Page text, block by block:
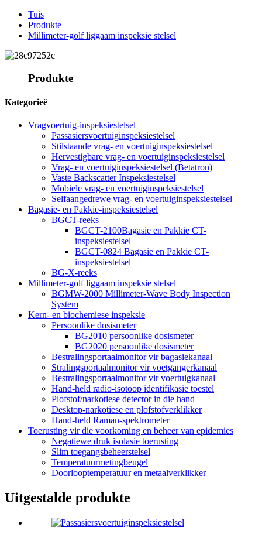
Tuis
Produkte
Millimeter-golf liggaam inspeksie stelsel
Produkte
Kategorieë
Vragvoertuig-inspeksiestelsel
Passasiersvoertuiginspeksiestelsel
Stilstaande vrag- en voertuiginspeksiestelsel
Hervestigbare vrag- en voertuiginspeksiestelsel
Vrag- en voertuiginspeksiestelsel (Betatron)
Vaste Backscatter Inspeksiestelsel
Mobiele vrag- en voertuiginspeksiestelsel
Selfaangedrewe vrag- en voertuiginspeksiestelsel
Bagasie- en Pakkie-inspeksiestelsel
BGCT-reeks
BGCT-2100Bagasie en Pakkie CT-
inspeksiestelsel
BGCT-0824 Bagasie en Pakkie CT-
inspeksiestelsel
BG-X-reeks
Millimeter-golf liggaam inspeksie stelsel
BGMW-2000 Millimeter-Wave Body Inspection
System
Kern- en biochemiese inspeksie
Persoonlike dosismeter
BG2010 persoonlike dosismeter
BG2020 persoonlike dosismeter
Bestralingsportaalmonitor vir bagasiekanaal
Stralingsportaalmonitor vir voetgangerkanaal
Bestralingsportaalmonitor vir voertuigkanaal
Hand-held radio-isotoop identifikasie toestel
Plofstof/narkotiese detector in die hand
Desktop-narkotiese en plofstofverklikker
Hand-held Raman-spektrometer
Toerusting vir die voorkoming en beheer van epidemies
Negatiewe druk isolasie toerusting
Slim toegangsbeheerstelsel
Temperatuurmetingbeugel
Doorlooptemperatuur en metaalverklikker
Uitgestalde produkte